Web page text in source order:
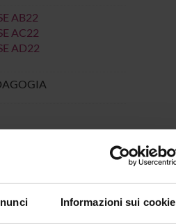
Informazioni sui cookie
AB22
AC22
AD22